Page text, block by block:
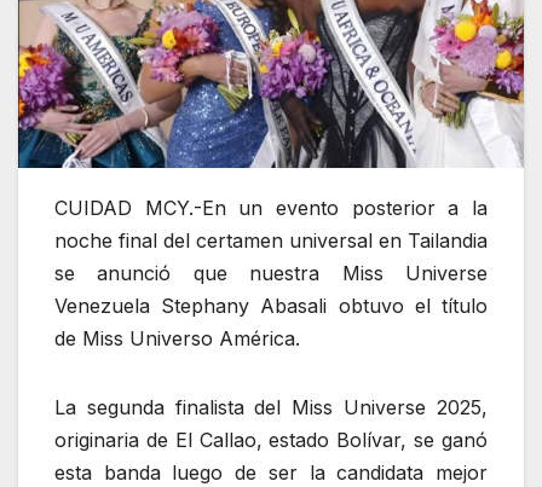
CUIDAD MCY.-En un evento posterior a la
noche final del certamen universal en Tailandia
se anunció que nuestra Miss Universe
Venezuela Stephany Abasali obtuvo el título
de Miss Universo América.
La segunda finalista del Miss Universe 2025,
originaria de El Callao, estado Bolívar, se ganó
esta banda luego de ser la candidata mejor